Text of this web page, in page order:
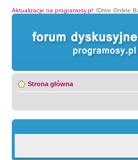
Aktualizacje na programosy.pl: IDrive Online
Strona główna